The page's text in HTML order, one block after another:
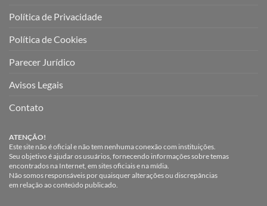
Política de Privacidade
Política de Cookies
Parecer Jurídico
Avisos Legais
Contato
ATENÇÃO!
Este site não é oficial e não tem nenhuma conexão com instituições.
Seu objetivo é ajudar os usuários, fornecendo informações sobre temas
encontrados na Internet, em sites oficiais e na mídia.
Não somos responsáveis por quaisquer alterações ou discrepâncias
em relação ao conteúdo publicado.